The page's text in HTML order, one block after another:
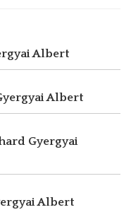
Albert
Albert
Gyergyai
Albert